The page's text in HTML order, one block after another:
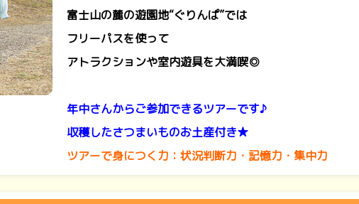
富士山の麓の遊園地“ぐりんぱ”では
フリーパスを使って
アトラクションや室内遊具を大満喫◎
年中さんからご参加できるツアーです♪
収穫したさつまいものお土産付き★
ツアーで身につく力：状況判断力・記憶力・集中力